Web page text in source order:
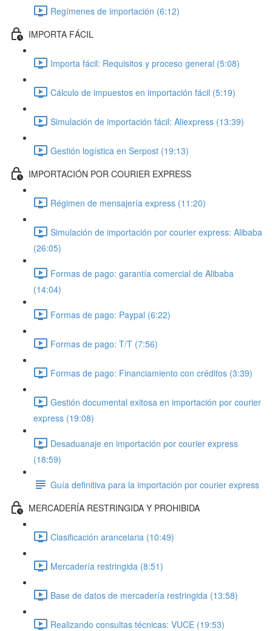
Regímenes de importación (6:12)
IMPORTA FÁCIL
Importa fácil: Requisitos y proceso general (5:08)
Cálculo de impuestos en importación fácil (5:19)
Simulación de importación fácil: Aliexpress (13:39)
Gestión logística en Serpost (19:13)
IMPORTACIÓN POR COURIER EXPRESS
Régimen de mensajería express (11:20)
Simulación de importación por courier express: Alibaba
(26:05)
Formas de pago: garantía comercial de Alibaba
(14:04)
Formas de pago: Paypal (6:22)
Formas de pago: T/T (7:56)
Formas de pago: Financiamiento con créditos (3:39)
Gestión documental exitosa en importación por courier
express (19:08)
Desaduanaje en importación por courier express
(18:59)
Guía definitiva para la importación por courier express
MERCADERÍA RESTRINGIDA Y PROHIBIDA
Clasificación arancelaria (10:49)
Mercadería restringida (8:51)
Base de datos de mercadería restringida (13:58)
Realizando consultas técnicas: VUCE (19:53)